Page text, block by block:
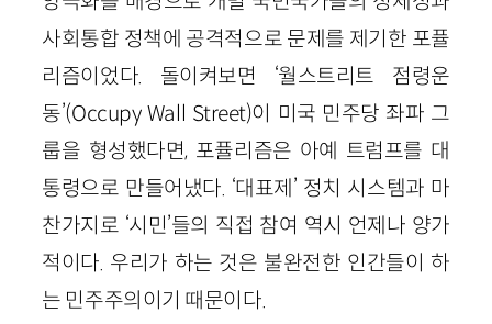
사회통합 정책에 공격적으로 문제를 제기한 포퓰
리즘이었다. 돌이켜보면 ‘월스트리트 점령운
동’(Occupy Wall Street)이 미국 민주당 좌파 그
룹을 형성했다면, 포퓰리즘은 아예 트럼프를 대
통령으로 만들어냈다. ‘대표제’ 정치 시스템과 마
찬가지로 ‘시민’들의 직접 참여 역시 언제나 양가
적이다. 우리가 하는 것은 불완전한 인간들이 하
는 민주주의이기 때문이다.